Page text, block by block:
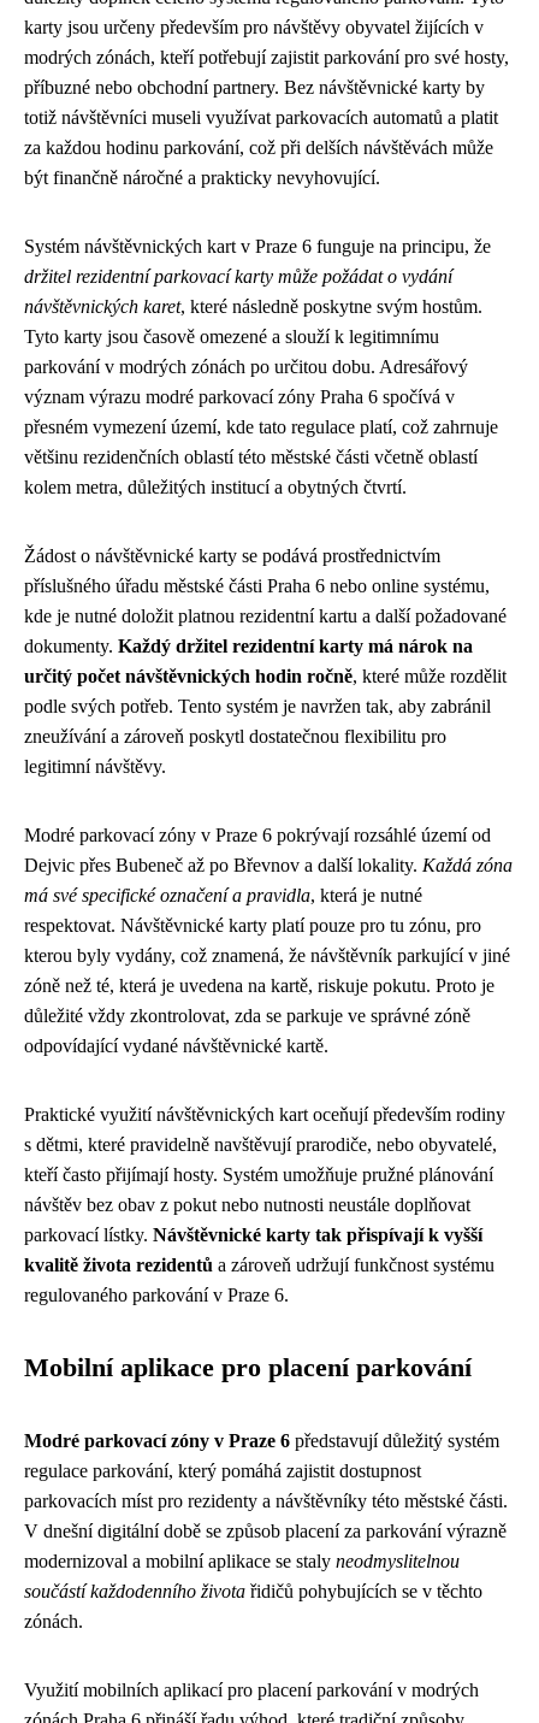
karty jsou určeny především pro návštěvy obyvatel žijících v
modrých zónách, kteří potřebují zajistit parkování pro své hosty,
příbuzné nebo obchodní partnery. Bez návštěvnické karty by
totiž návštěvníci museli využívat parkovacích automatů a platit
za každou hodinu parkování, což při delších návštěvách může
být finančně náročné a prakticky nevyhovující.
Systém návštěvnických kart v Praze 6 funguje na principu, že
držitel rezidentní parkovací karty může požádat o vydání
návštěvnických karet, které následně poskytne svým hostům.
Tyto karty jsou časově omezené a slouží k legitimnímu
parkování v modrých zónách po určitou dobu. Adresářový
význam výrazu modré parkovací zóny Praha 6 spočívá v
přesném vymezení území, kde tato regulace platí, což zahrnuje
většinu rezidenčních oblastí této městské části včetně oblastí
kolem metra, důležitých institucí a obytných čtvrtí.
Žádost o návštěvnické karty se podává prostřednictvím
příslušného úřadu městské části Praha 6 nebo online systému,
kde je nutné doložit platnou rezidentní kartu a další požadované
dokumenty. Každý držitel rezidentní karty má nárok na
určitý počet návštěvnických hodin ročně, které může rozdělit
podle svých potřeb. Tento systém je navržen tak, aby zabránil
zneužívání a zároveň poskytl dostatečnou flexibilitu pro
legitimní návštěvy.
Modré parkovací zóny v Praze 6 pokrývají rozsáhlé území od
Dejvic přes Bubeneč až po Břevnov a další lokality. Každá zóna
má své specifické označení a pravidla, která je nutné
respektovat. Návštěvnické karty platí pouze pro tu zónu, pro
kterou byly vydány, což znamená, že návštěvník parkující v jiné
zóně než té, která je uvedena na kartě, riskuje pokutu. Proto je
důležité vždy zkontrolovat, zda se parkuje ve správné zóně
odpovídající vydané návštěvnické kartě.
Praktické využití návštěvnických kart oceňují především rodiny
s dětmi, které pravidelně navštěvují prarodiče, nebo obyvatelé,
kteří často přijímají hosty. Systém umožňuje pružné plánování
návštěv bez obav z pokut nebo nutnosti neustále doplňovat
parkovací lístky. Návštěvnické karty tak přispívají k vyšší
kvalitě života rezidentů a zároveň udržují funkčnost systému
regulovaného parkování v Praze 6.
Mobilní aplikace pro placení parkování
Modré parkovací zóny v Praze 6 představují důležitý systém
regulace parkování, který pomáhá zajistit dostupnost
parkovacích míst pro rezidenty a návštěvníky této městské části.
V dnešní digitální době se způsob placení za parkování výrazně
modernizoval a mobilní aplikace se staly neodmyslitelnou
součástí každodenního života řidičů pohybujících se v těchto
zónách.
Využití mobilních aplikací pro placení parkování v modrých